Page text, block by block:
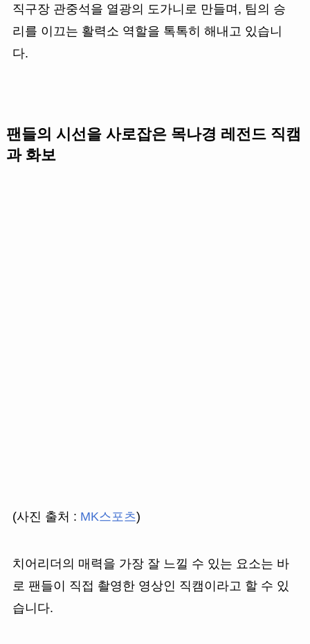
직구장 관중석을 열광의 도가니로 만들며, 팀의 승
리를 이끄는 활력소 역할을 톡톡히 해내고 있습니
다.
팬들의 시선을 사로잡은 목나경 레전드 직캠
과 화보
(사진 출처 : MK스포츠)
치어리더의 매력을 가장 잘 느낄 수 있는 요소는 바
로 팬들이 직접 촬영한 영상인 직캠이라고 할 수 있
습니다.